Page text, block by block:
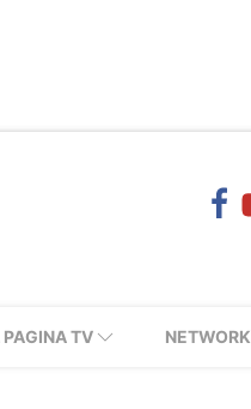
PAGINA TV NETWORK